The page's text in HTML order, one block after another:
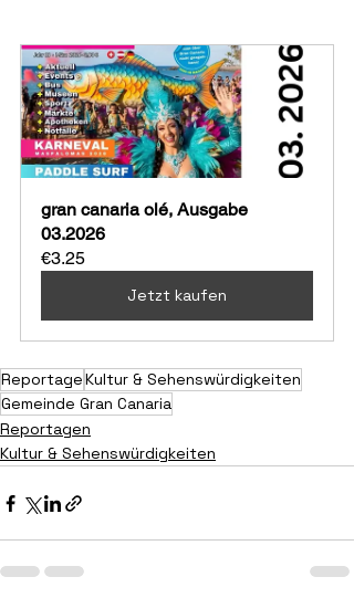
gran canaria olé, Ausgabe
03.2026
€3.25
Jetzt kaufen
ReportageKultur & Sehenswürdigkeiten
Gemeinde Gran Canaria
Reportagen
Kultur & Sehenswürdigkeiten